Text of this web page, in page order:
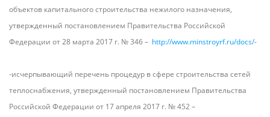
объектов капитального строительства нежилого назначения,
утвержденный постановлением Правительства Российской
Федерации от 28 марта 2017 г. № 346 – http://www.minstroyrf.ru/docs/-
-исчерпывающий перечень процедур в сфере строительства сетей
теплоснабжения, утвержденный постановлением Правительства
Российской Федерации от 17 апреля 2017 г. № 452 –